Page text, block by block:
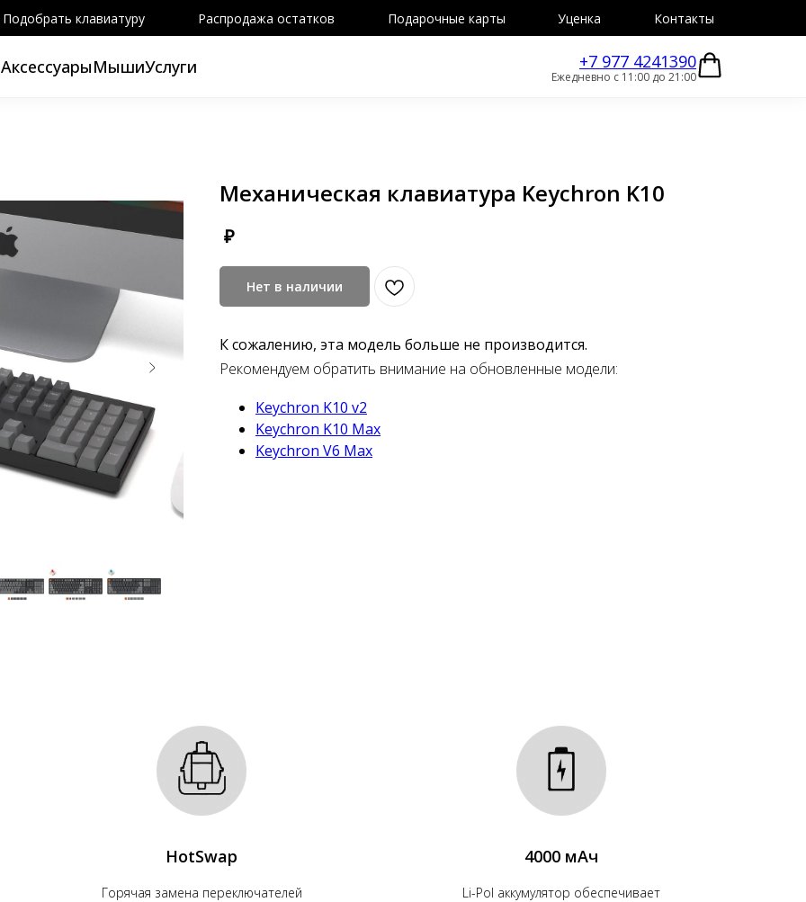
Подобрать клавиатуру Распродажа остатков Подарочные карты Уценка Контакты
АксессуарыМышиУслуги +7 977 4241390
Ежедневно с 11:00 до 21:00
Механическая клавиатура Keychron K10
₽
Нет в наличии
К сожалению, эта модель больше не производится.
Рекомендуем обратить внимание на обновленные модели:
Keychron K10 v2
Keychron K10 Max
Keychron V6 Max
HotSwap
Горячая замена переключателей
4000 мАч
Li-Pol аккумулятор обеспечивает